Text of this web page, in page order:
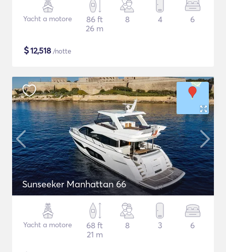
Yacht a motore
86 ft
26 m
8 4 6
$12,518 /notte
Sunseeker Manhattan 66
Yacht a motore
68 ft
21 m
8 3 6